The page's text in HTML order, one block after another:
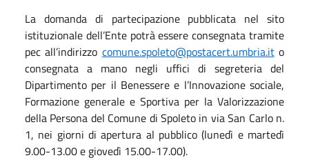
La domanda di partecipazione pubblicata nel sito
istituzionale dell’Ente potrà essere consegnata tramite
pec all’indirizzo comune.spoleto@postacert.umbria.ito
consegnata a mano negli uffici di segreteria del
Dipartimento per il Benessere e l’Innovazione sociale,
Formazione generale e Sportiva per la Valorizzazione
della Persona del Comune di Spoleto in via San Carlo n.
1, nei giorni di apertura al pubblico (lunedì e martedì
9.00-13.00 e giovedì 15.00-17.00).